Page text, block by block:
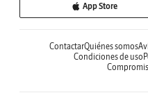
App Store
ContactarQuiénes somos
Condiciones de uso